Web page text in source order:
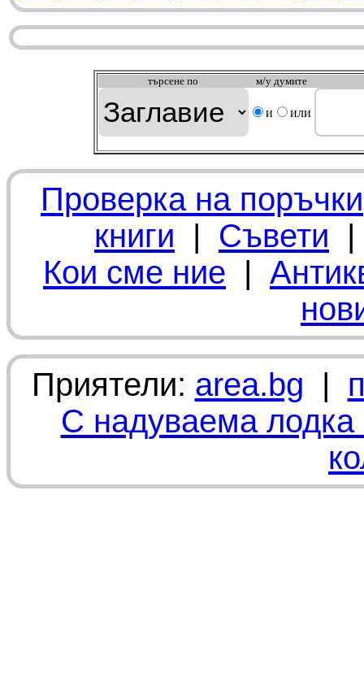
търсeне по м/у думите
и или
Проверка на поръчки
книги | Съвети
Кои сме ние |
Приятели: area.bg |
С надуваема лодка